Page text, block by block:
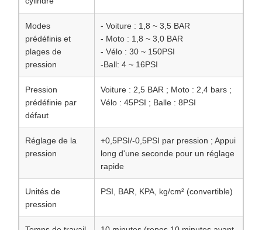
Modes
prédéfinis et
plages de
pression
- Voiture : 1,8 ~ 3,5 BAR
- Moto : 1,8 ~ 3,0 BAR
- Vélo : 30 ~ 150PSI
-Ball: 4 ~ 16PSI
Pression
prédéfinie par
défaut
Voiture : 2,5 BAR ; Moto : 2,4 bars ;
Vélo : 45PSI ; Balle : 8PSI
Réglage de la
pression
+0,5PSI/-0,5PSI par pression ; Appui
long d'une seconde pour un réglage
rapide
Unités de
pression
PSI, BAR, KPA, kg/cm² (convertible)